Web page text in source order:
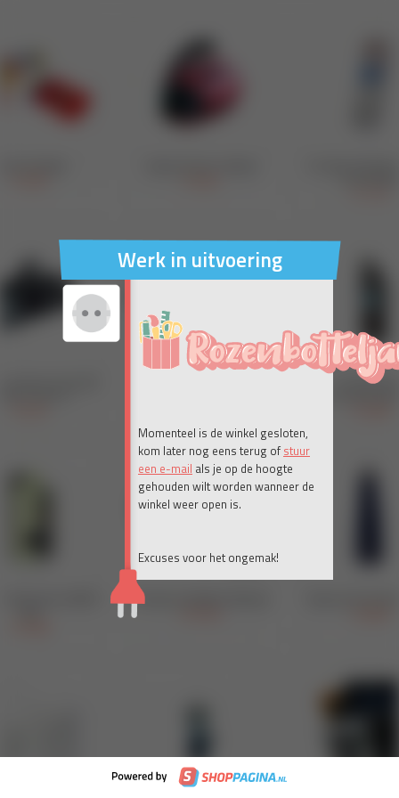
Werk in uitvoering
Momenteel is de winkel gesloten,
kom later nog eens terug of stuur
een e-mail als je op de hoogte
gehouden wilt worden wanneer de
winkel weer open is.
Excuses voor het ongemak!